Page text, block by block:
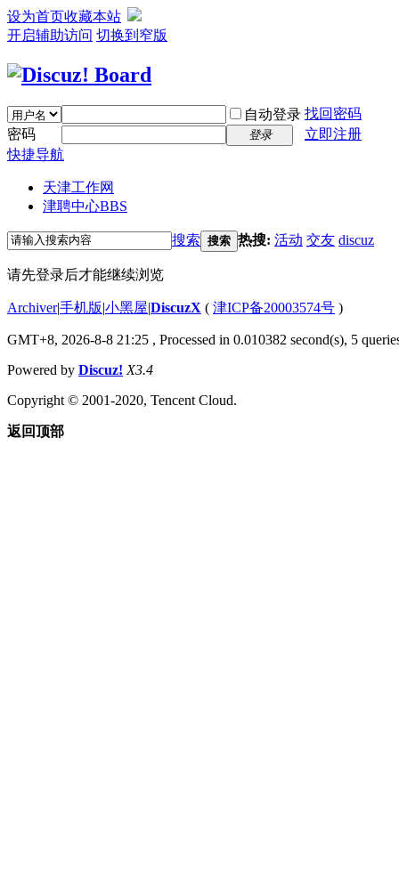
设为首页收藏本站
开启辅助访问 切换到窄版
自动登录 找回密码
密码
登录
立即注册
快捷导航
天津工作网
津聘中心BBS
搜索 搜索 热搜: 活动 交友 discuz
请先登录后才能继续浏览
Archiver|手机版|小黑屋|DiscuzX ( 津ICP备20003574号 )
GMT+8, 2026-8-8 21:25 , Processed in 0.010382 second(s), 5
Powered by Discuz! X3.4
Copyright © 2001-2020, Tencent Cloud.
返回顶部